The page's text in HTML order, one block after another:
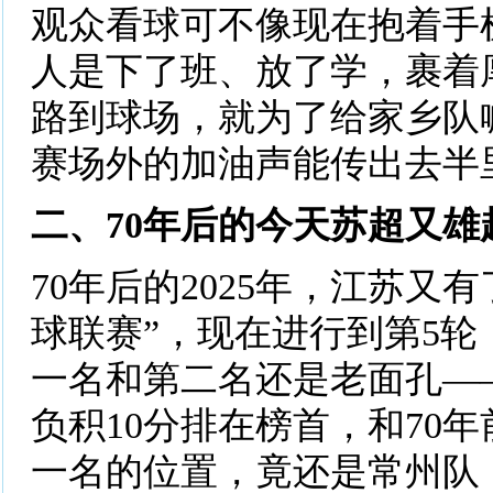
观众看球可不像现在抱着
人是下了班、放了学，裹
路到球场，就为了给家乡
赛场外的加油声能传出去半
二、70年后的今天苏超又雄
70年后的2025年，江苏又
球联赛”，现在进行到第5
一名和第二名还是老面孔
负积10分排在榜首，和70
一名的位置，竟还是常州队